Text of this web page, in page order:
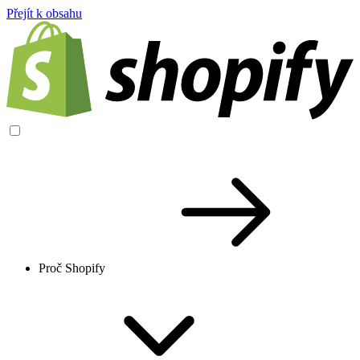
Přejít k obsahu
Proč Shopify